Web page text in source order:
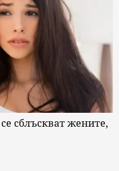
сблъскват жените,